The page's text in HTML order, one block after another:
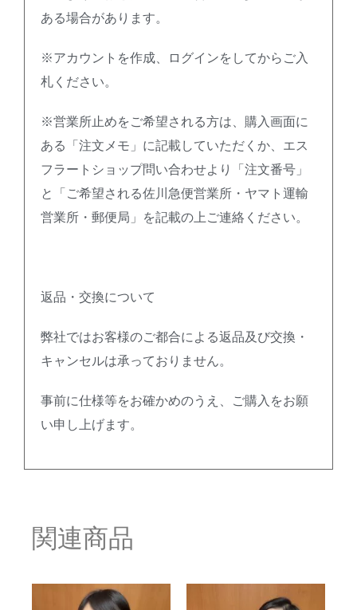
ある場合があります。
※アカウントを作成、ログインをしてからご入
札ください。
※営業所止めをご希望される方は、購入画面に
ある「注文メモ」に記載していただくか、エス
フラートショップ問い合わせより「注文番号」
と「ご希望される佐川急便営業所・ヤマト運輸
営業所・郵便局」を記載の上ご連絡ください。
返品・交換について
弊社ではお客様のご都合による返品及び交換・
キャンセルは承っておりません。
事前に仕様等をお確かめのうえ、ご購入をお願
い申し上げます。
関連商品